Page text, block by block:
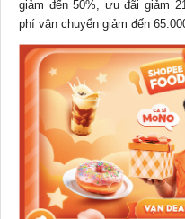
giảm đến 50%, ưu đãi giảm
phí vận chuyển giảm đến